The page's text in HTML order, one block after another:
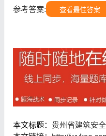
参考答案: 查看最佳答案
本文标题： 贵州省建筑安